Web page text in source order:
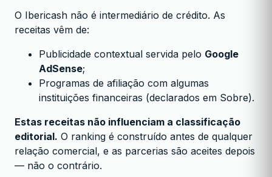
O Ibericash não é intermediário de crédito. As
receitas vêm de:
Publicidade contextual servida pelo Google
AdSense;
Programas de afiliação com algumas
instituições financeiras (declarados em Sobre).
Estas receitas não influenciam a classificação
editorial. O ranking é construído antes de qualquer
relação comercial, e as parcerias são aceites depois
— não o contrário.